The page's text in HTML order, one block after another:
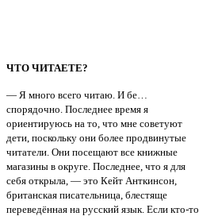
ЧТО ЧИТАЕТЕ?
— Я много всего читаю. И бе…
спорядочно. Последнее время я
ориентируюсь на то, что мне советуют
дети, поскольку они более продвинутые
читатели. Они посещают все книжные
магазины в округе. Последнее, что я для
себя открыла, — это Кейт Анткинсон,
британская писательница, блестяще
переведённая на русский язык. Если кто-то